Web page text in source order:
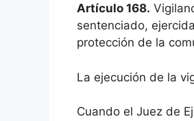
Artículo 168.
sentenciado,
protección de la
La ejecución de la
Cuando el Juez de